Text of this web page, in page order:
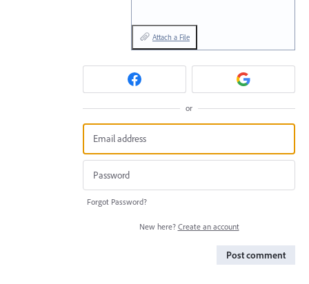
Attach a File
or
Forgot Password?
New here? Create an account
Post comment